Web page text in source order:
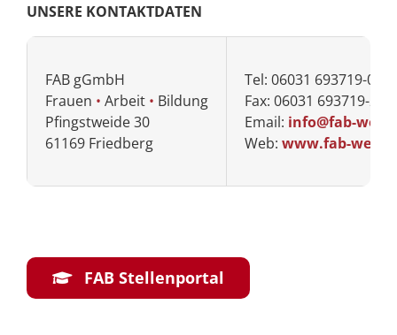
UNSERE KONTAKTDATEN
FAB gGmbH
Frauen • Arbeit • Bildung
Pfingstweide 30
61169 Friedberg
Tel: 06031 693719-0
Fax: 06031 693719-29
Email: info@fab-
Web: www.fab-
FAB Stellenportal